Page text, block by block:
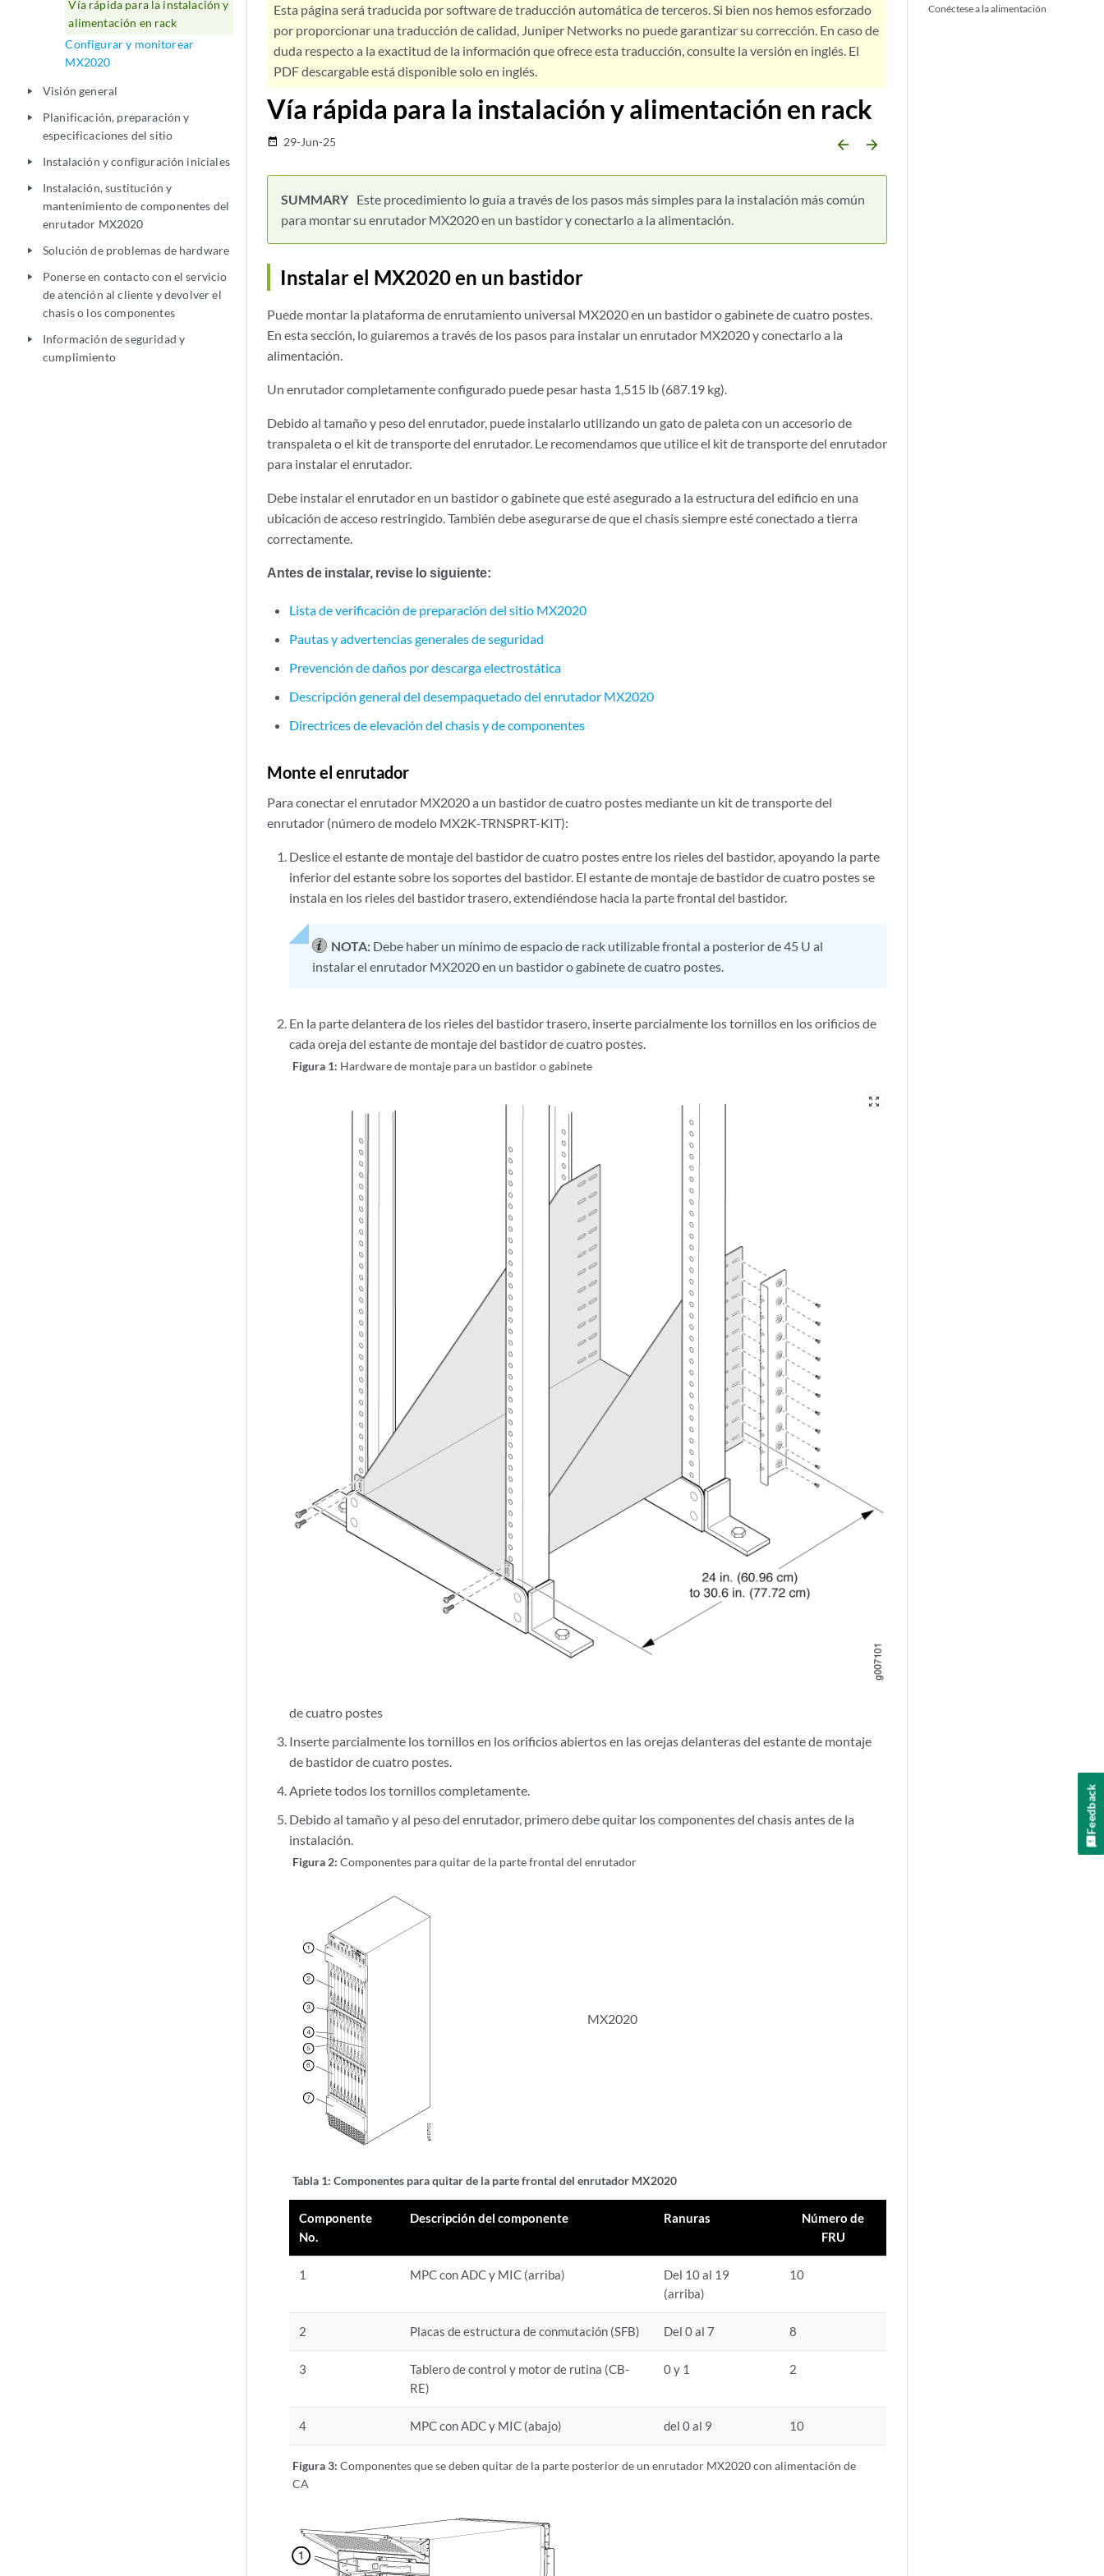
Vía rápida para la instalación y
alimentación en rack
Configurar y monitorear
MX2020
play_arrow Visión general
play_arrow
Planificación, preparación y
especificaciones del sitio
play_arrow Instalación y configuración iniciales
play_arrow
Instalación, sustitución y
mantenimiento de componentes del
enrutador MX2020
play_arrow Solución de problemas de hardware
play_arrow
Ponerse en contacto con el servicio
de atención al cliente y devolver el
chasis o los componentes
play_arrow
Información de seguridad y
cumplimiento
Conéctese a la alimentación
Esta página será traducida por software de traducción automática de terceros. Si bien nos hemos esforzado
por proporcionar una traducción de calidad, Juniper Networks no puede garantizar su corrección. En caso de
duda respecto a la exactitud de la información que ofrece esta traducción, consulte la versión en inglés. El
PDF descargable está disponible solo en inglés.
Vía rápida para la instalación y alimentación en rack
date_range 29-Jun-25 arrow_backward arrow_forward
Este procedimiento lo guía a través de los pasos más simples para la instalación más común
para montar su enrutador MX2020 en un bastidor y conectarlo a la alimentación.
Instalar el MX2020 en un bastidor
Puede montar la plataforma de enrutamiento universal MX2020 en un bastidor o gabinete de cuatro postes.
En esta sección, lo guiaremos a través de los pasos para instalar un enrutador MX2020 y conectarlo a la
alimentación.
Un enrutador completamente configurado puede pesar hasta 1,515 lb (687.19 kg).
Debido al tamaño y peso del enrutador, puede instalarlo utilizando un gato de paleta con un accesorio de
transpaleta o el kit de transporte del enrutador. Le recomendamos que utilice el kit de transporte del enrutador
para instalar el enrutador.
Debe instalar el enrutador en un bastidor o gabinete que esté asegurado a la estructura del edificio en una
ubicación de acceso restringido. También debe asegurarse de que el chasis siempre esté conectado a tierra
correctamente.
Antes de instalar, revise lo siguiente:
Lista de verificación de preparación del sitio MX2020
Pautas y advertencias generales de seguridad
Prevención de daños por descarga electrostática
Descripción general del desempaquetado del enrutador MX2020
Directrices de elevación del chasis y de componentes
Monte el enrutador
Para conectar el enrutador MX2020 a un bastidor de cuatro postes mediante un kit de transporte del
enrutador (número de modelo MX2K-TRNSPRT-KIT):
Deslice el estante de montaje del bastidor de cuatro postes entre los rieles del bastidor, apoyando la parte
inferior del estante sobre los soportes del bastidor. El estante de montaje de bastidor de cuatro postes se
instala en los rieles del bastidor trasero, extendiéndose hacia la parte frontal del bastidor.
NOTA: Debe haber un mínimo de espacio de rack utilizable frontal a posterior de 45 U al
instalar el enrutador MX2020 en un bastidor o gabinete de cuatro postes.
En la parte delantera de los rieles del bastidor trasero, inserte parcialmente los tornillos en los orificios de
cada oreja del estante de montaje del bastidor de cuatro postes.
Figura 1: Hardware de montaje para un bastidor o gabinete
zoom_out_map
de cuatro postes
Inserte parcialmente los tornillos en los orificios abiertos en las orejas delanteras del estante de montaje
de bastidor de cuatro postes.
Apriete todos los tornillos completamente.
Debido al tamaño y al peso del enrutador, primero debe quitar los componentes del chasis antes de la
instalación.
Figura 2:Componentes para quitar de la parte frontal del enrutador
MX2020
Tabla 1:Componentes para quitar de la parte frontal del enrutador MX2020
Componente
No.
Descripción del componente Ranuras
Número de
FRU
1 MPC con ADC y MIC (arriba)
Del 10 al 19
(arriba)
10
2 Placas de estructura de conmutación (SFB) Del 0 al 7 8
3
Tablero de control y motor de rutina (CB-
RE)
0 y 1 2
4 MPC con ADC y MIC (abajo) del 0 al 9 10
Figura 3:Componentes que se deben quitar de la parte posterior de un enrutador MX2020 con alimentación de
CA
Feedback